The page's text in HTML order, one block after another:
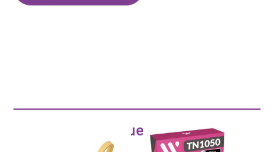
Artículos que pueden interesarte